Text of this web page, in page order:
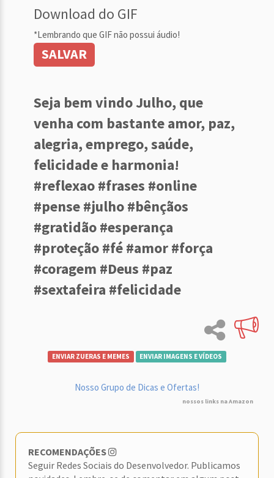
Download do GIF
*Lembrando que GIF não possui áudio!
SALVAR
Seja bem vindo Julho, que
venha com bastante amor, paz,
alegria, emprego, saúde,
felicidade e harmonia!
#reflexao #frases #online
#pense #julho #bênçãos
#gratidão #esperança
#proteção #fé #amor #força
#coragem #Deus #paz
#sextafeira #felicidade
ENVIAR ZUERAS E MEMES ENVIAR IMAGENS E VÍDEOS
Nosso Grupo de Dicas e Ofertas!
nossos links na Amazon
RECOMENDAÇÕES
Seguir Redes Sociais do Desenvolvedor. Publicamos